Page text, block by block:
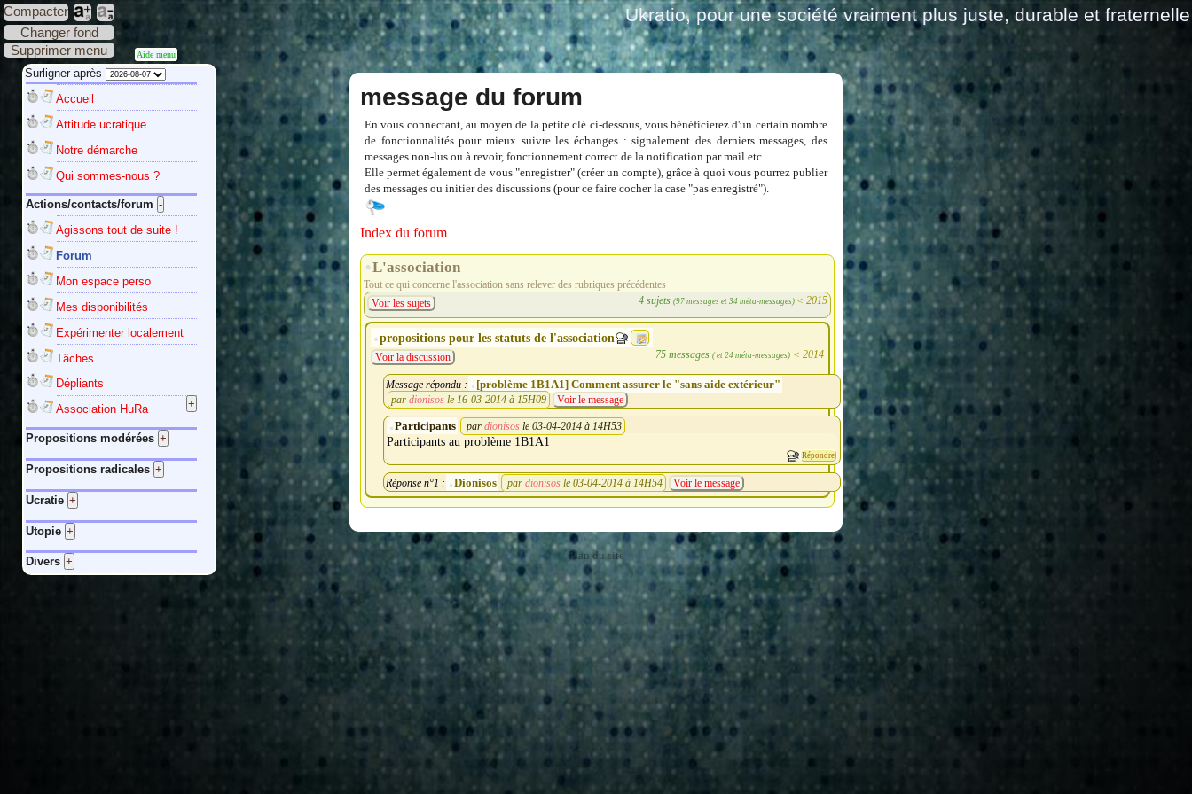
Compacter
Changer fond
Supprimer menu
Ukratio, pour une société vraiment plus juste, durable et fraternelle
Aide menu
Surligner après
Accueil
Attitude ucratique
Notre démarche
Qui sommes-nous ?
Actions/contacts/forum
Agissons tout de suite !
Forum
Mon espace perso
Mes disponibilités
Expérimenter localement
Tâches
Dépliants
Association HuRa
Propositions modérées
Propositions radicales
Ucratie
Utopie
Divers
message du forum
En vous connectant, au moyen de la petite clé ci-dessous, vous bénéficierez d'un certain nombre
de fonctionnalités pour mieux suivre les échanges : signalement des derniers messages, des
messages non-lus ou à revoir, fonctionnement correct de la notification par mail etc.
Elle permet également de vous "enregistrer" (créer un compte), grâce à quoi vous pourrez publier
des messages ou initier des discussions (pour ce faire cocher la case "pas enregistré").
Index du forum
L'association
Tout ce qui concerne l'association sans relever des rubriques précédentes
4 sujets (97 messages et 34 méta-messages) < 2015
Voir les sujets
propositions pour les statuts de l'association
75 messages ( et 24 méta-messages)< 2014
Voir la discussion
Message répondu : [problème 1B1A1] Comment assurer le "sans aide extérieur"
par dionisos le 16-03-2014 à 15H09 Voir le message
Participants par dionisos le 03-04-2014 à 14H53
Participants au problème 1B1A1
Répondre
Réponse n°1 : Dionisos par dionisos le 03-04-2014 à 14H54 Voir le message
Plan du site